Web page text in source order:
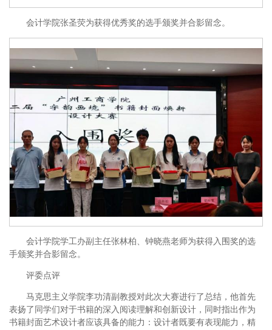
会计学院张圣荧为获得优秀奖的选手颁奖并合影留念。
会计学院学工办副主任张林柏、钟晓燕老师为获得入围奖的选
手颁奖并合影留念。
评委点评
马克思主义学院李功清副教授对此次大赛进行了总结，他首先
表扬了同学们对于书籍的深入阅读理解和创新设计，同时指出作为
书籍封面艺术设计者应该具备的能力：设计者既要有表现能力，精